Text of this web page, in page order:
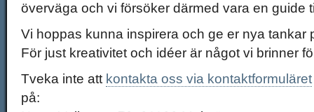
överväga och vi försöker därmed vara en guide
Vi hoppas kunna inspirera och ge er nya tankar
För just kreativitet och idéer är något vi brinner
Tveka inte att kontakta oss via kontaktformuläret
på: